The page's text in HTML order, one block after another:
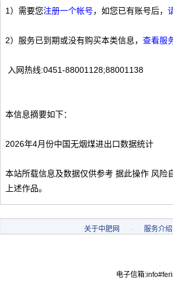
1）需要您注册一个帐号，如您已有账号后，
2）服务已到期或没有购买本类信息， 查看服
入网热线:0451-88001128;88001138
本信息摘要如下：
2026年4月份中国无烟煤进出口数据统计
本站所载信息及数据仅供参考 据此操作 风险
上述作品。
关于中肥网 - 服务介绍
电子信箱